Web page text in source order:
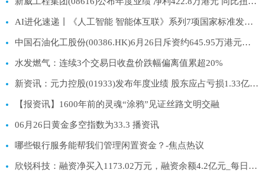
AI进化速递丨《人工智能 智能体互联》系列7项国家标准发布_今日看点
中国石油化工股份(00386.HK)6月26日斥资约645.95万港元回购158.6万股H股 聚焦
水发燃气：连续3个交易日收盘价跌幅偏离值累超20%
新资讯：元力控股(01933)发布年度业绩 股东应占亏损1.33亿元 同比扩大255.19%
【报资讯】1600年前的灵魂“涂鸦”见证丝路文明交融
06月26日黄金多空指数为33.3 播资讯
哪些银行服务能帮我们管理闲置资金？-焦点热议
欣锐科技：融资净买入1173.02万元，融资余额4.2亿元_每日讯息